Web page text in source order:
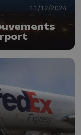
11/12/2024